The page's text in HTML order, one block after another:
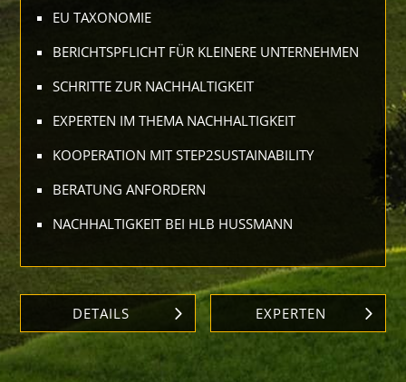
EU TAXONOMIE
BERICHTSPFLICHT FÜR KLEINERE UNTERNEHMEN
SCHRITTE ZUR NACHHALTIGKEIT
EXPERTEN IM THEMA NACHHALTIGKEIT
KOOPERATION MIT STEP2SUSTAINABILITY
BERATUNG ANFORDERN
NACHHALTIGKEIT BEI HLB HUSSMANN
DETAILS EXPERTEN